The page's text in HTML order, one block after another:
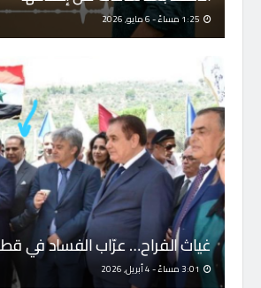
غياث الفراح… عرّاب الفساد في